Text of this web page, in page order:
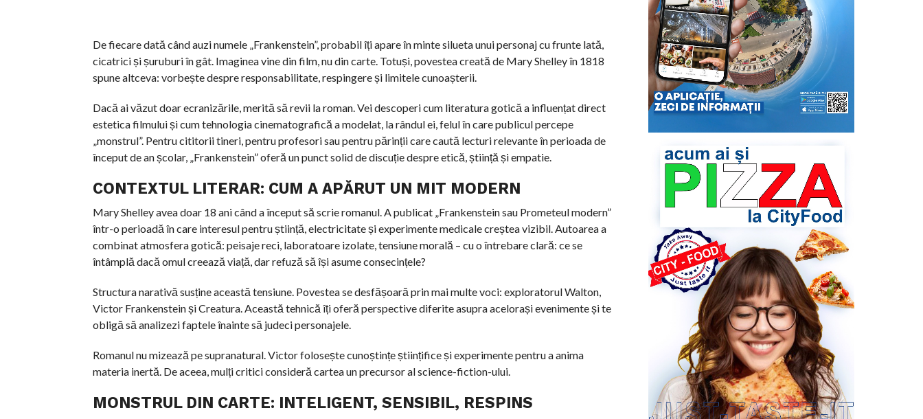
De fiecare dată când auzi numele „Frankenstein”, probabil îți apare în minte silueta unui personaj cu frunte lată,
cicatrici și șuruburi în gât. Imaginea vine din film, nu din carte. Totuși, povestea creată de Mary Shelley în 1818
spune altceva: vorbește despre responsabilitate, respingere și limitele cunoașterii.
Dacă ai văzut doar ecranizările, merită să revii la roman. Vei descoperi cum literatura gotică a influențat direct
estetica filmului și cum tehnologia cinematografică a modelat, la rândul ei, felul în care publicul percepe
„monstrul”. Pentru cititorii tineri, pentru profesori sau pentru părinții care caută lecturi relevante în perioada de
început de an școlar, „Frankenstein” oferă un punct solid de discuție despre etică, știință și empatie.
CONTEXTUL LITERAR: CUM A APĂRUT UN MIT MODERN
Mary Shelley avea doar 18 ani când a început să scrie romanul. A publicat „Frankenstein sau Prometeul modern”
într-o perioadă în care interesul pentru știință, electricitate și experimente medicale creștea vizibil. Autoarea a
combinat atmosfera gotică: peisaje reci, laboratoare izolate, tensiune morală – cu o întrebare clară: ce se
întâmplă dacă omul creează viață, dar refuză să își asume consecințele?
Structura narativă susține această tensiune. Povestea se desfășoară prin mai multe voci: exploratorul Walton,
Victor Frankenstein și Creatura. Această tehnică îți oferă perspective diferite asupra acelorași evenimente și te
obligă să analizezi faptele înainte să judeci personajele.
Romanul nu mizează pe supranatural. Victor folosește cunoștințe științifice și experimente pentru a anima
materia inertă. De aceea, mulți critici consideră cartea un precursor al science-fiction-ului.
MONSTRUL DIN CARTE: INTELIGENT, SENSIBIL, RESPINS